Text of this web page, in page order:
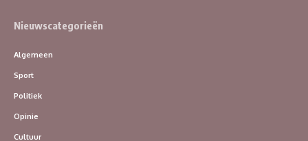
Nieuwscategorieën
Algemeen
Sport
Politiek
Opinie
Cultuur